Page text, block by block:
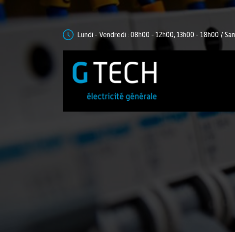
Lundi - Vendredi : 08h00 - 12h00, 13h00 - 18h00 /